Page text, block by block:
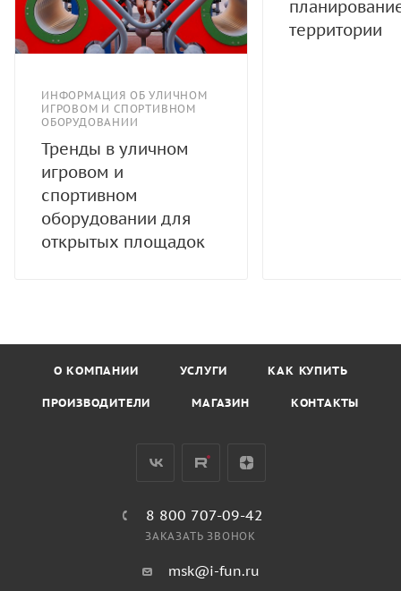
ИНФОРМАЦИЯ ОБ УЛИЧНОМ
ИГРОВОМ И СПОРТИВНОМ
ОБОРУДОВАНИИ
Тренды в уличном
игровом и
спортивном
оборудовании для
открытых площадок
территории
О КОМПАНИИ УСЛУГИ КАК КУПИТЬ
ПРОИЗВОДИТЕЛИ МАГАЗИН КОНТАКТЫ
8 800 707-09-42
ЗАКАЗАТЬ ЗВОНОК
msk@i-fun.ru